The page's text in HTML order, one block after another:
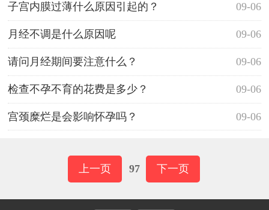
09-06
子宫内膜过薄什么原因引起的？
09-06
月经不调是什么原因呢
09-06
请问月经期间要注意什么？
09-06
检查不孕不育的花费是多少？
09-06
宫颈糜烂是会影响怀孕吗？
上一页 97 下一页